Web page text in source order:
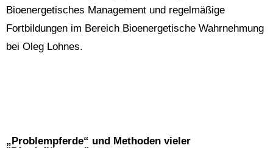
Bioenergetisches Management und regelmäßige
Fortbildungen im Bereich Bioenergetische Wahrnehmung
bei Oleg Lohnes.
„Problempferde“ und Methoden vieler